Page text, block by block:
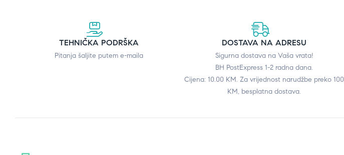
TEHNIČKA PODRŠKA
Pitanja šaljite putem e-maila
DOSTAVA NA ADRESU
Sigurna dostava na Vaša vrata!
BH PostExpress 1-2 radna dana.
Cijena: 10.00 KM. Za vrijednost narudžbe preko 100
KM, besplatna dostava.